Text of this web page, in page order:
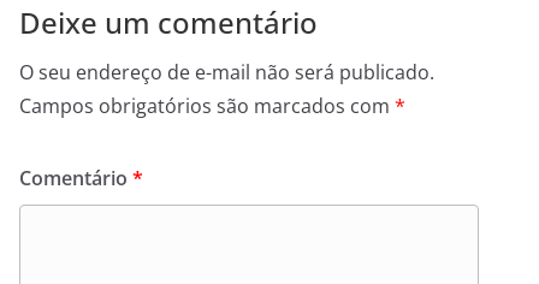
Deixe um comentário
O seu endereço de e-mail não será publicado.
Campos obrigatórios são marcados com *
Comentário *